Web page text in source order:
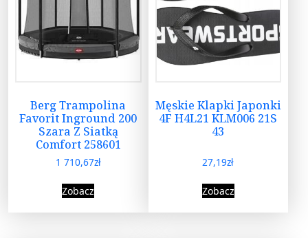
Berg Trampolina
Favorit Inground 200
Szara Z Siatką
Comfort 258601
1 710,67zł
Zobacz
Męskie Klapki Japonki
4F H4L21 KLM006 21S
43
27,19zł
Zobacz